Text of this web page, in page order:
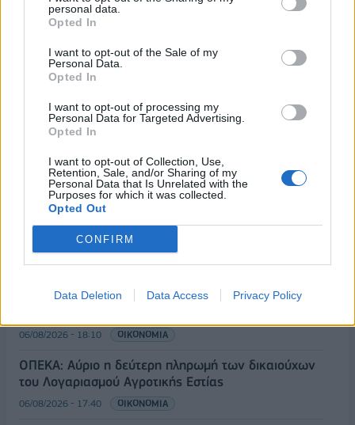
personal data.
Opted In
I want to opt-out of the Sale of my
Personal Data.
Opted In
I want to opt-out of processing my
Personal Data for Targeted Advertising.
Opted In
I want to opt-out of Collection, Use,
Retention, Sale, and/or Sharing of my
Personal Data that Is Unrelated with the
Purposes for which it was collected.
Opted Out
CONFIRM
Data Deletion Data Access Privacy Policy
22/02/2024 - 12:31 22/02/2024 - 17:02
ΡΟΗ ΕΙΔΗΣΕΩΝ
Χρηματιστήριο: Πτώση κατά 0,59%, στα 320,42
06/08/2026 - 18:10 ΟΙΚΟΝΟΜΙΑ
ΟΠΕΚΑ: Αύριο η δεύτερη πληρωμή των δικαιούχων
του Λογαριασμού Αγροτικής Εστίας
06/08/2026 - 17:40 ΟΙΚΟΝΟΜΙΑ